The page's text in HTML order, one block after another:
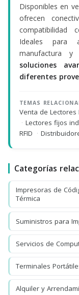
Disponibles en
ofrecen
compatibilidad
Ideales para
manufactura
soluciones
diferentes
TEMAS
Venta de Lectores
· Lectores fijos
RFID ·
Categorías
Impresoras de
Térmica
Suministros para
Servicios de
Terminales
Alquiler y